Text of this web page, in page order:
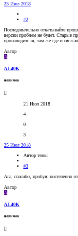
23 Июл 2018
#2
Последовательно откатывайте
версии проблем не будет. Старые
производителя, там же где и
Автор
A
AL40K
новичок
21 Июл 2018
4
0
3
25 Июл 2018
Автор темы
#3
Ага, спасибо, пробую постепенно
Автор
A
AL40K
новичок